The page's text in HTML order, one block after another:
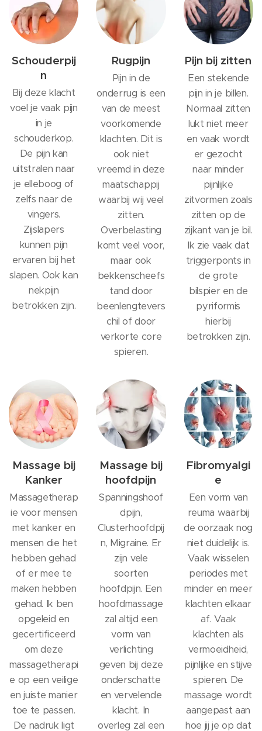
Schouderpij
n
Bij deze klacht
voel je vaak pijn
in je
schouderkop.
De pijn kan
uitstralen naar
je elleboog of
zelfs naar de
vingers.
Zijslapers
kunnen pijn
ervaren bij het
slapen. Ook kan
nekpijn
betrokken zijn.
Rugpijn
Pijn in de
onderrug is een
van de meest
voorkomende
klachten. Dit is
ook niet
vreemd in deze
maatschappij
waarbij wij veel
zitten.
Overbelasting
komt veel voor,
maar ook
bekkenscheefs
tand door
beenlengtevers
chil of door
verkorte core
spieren.
Pijn bij zitten
Een stekende
pijn in je billen.
Normaal zitten
lukt niet meer
en vaak wordt
er gezocht
naar minder
pijnlijke
zitvormen zoals
zitten op de
zijkant van je bil.
Ik zie vaak dat
triggerponts in
de grote
bilspier en de
pyriformis
hierbij
betrokken zijn.
Massage bij
Kanker
Massagetherap
ie voor mensen
met kanker en
mensen die het
hebben gehad
of er mee te
maken hebben
gehad. Ik ben
opgeleid en
gecertificeerd
om deze
massagetherapi
e op een veilige
en juiste manier
toe te passen.
De nadruk ligt
Massage bij
hoofdpijn
Spanningshoof
dpijn,
Clusterhoofdpij
n, Migraine. Er
zijn vele
soorten
hoofdpijn. Een
hoofdmassage
zal altijd een
vorm van
verlichting
geven bij deze
onderschatte
en vervelende
klacht. In
overleg zal een
Fibromyalgi
e
Een vorm van
reuma waarbij
de oorzaak nog
niet duidelijk is.
Vaak wisselen
periodes met
minder en meer
klachten elkaar
af. Vaak
klachten als
vermoeidheid,
pijnlijke en stijve
spieren. De
massage wordt
aangepast aan
hoe jij je op dat